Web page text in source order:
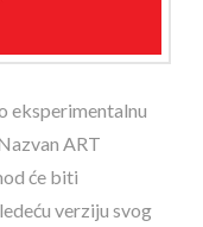
eksperimentalnu
ART
će biti
verziju svog